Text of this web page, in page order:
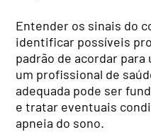
Entender os sinais do
identificar possíveis
padrão de acordar
um profissional de
adequada pode ser
e tratar eventuais
apneia do sono.